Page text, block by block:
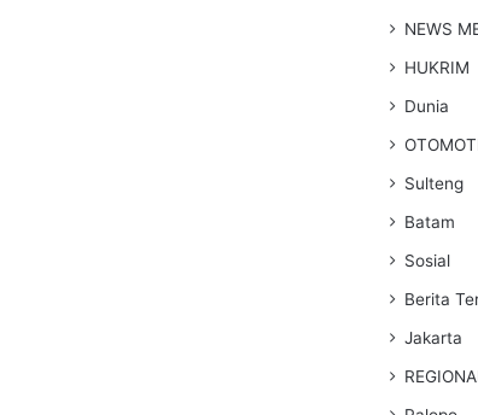
NEWS
HUKRIM
Dunia
Sulteng
Batam
Sosial
Berita
Jakarta